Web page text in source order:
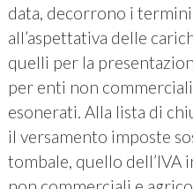
data, decorrono i
all’aspettativa delle
quelli per la
per enti non
esonerati. Alla lista di
il versamento imposte
tombale, quello